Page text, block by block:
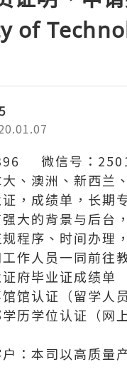
of
微信号：
、澳洲、新西兰
，成绩单，长期
大的背景与后台
程序、时间办理
作人员一同前往
府毕业证成绩单
馆认证（留学人
历学位认证（网
：本司以高质量